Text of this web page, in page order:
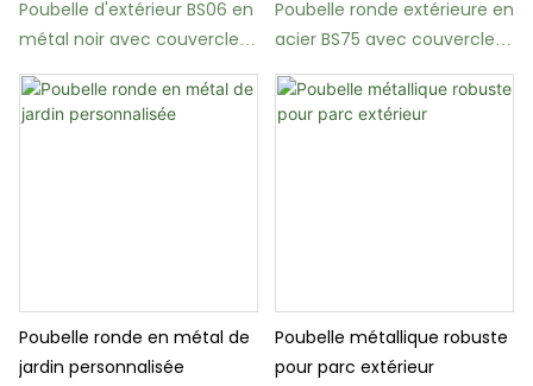
cendrier
Poubelle d'extérieur BS06 en
métal noir avec couvercle
et cendrier
Poubelle ronde extérieure en
acier BS75 avec couvercle
pour parcs et jardins
Poubelle ronde en métal de
jardin personnalisée
Poubelle métallique robuste
pour parc extérieur